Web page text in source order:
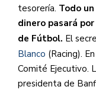
tesorería. Todo
dinero pasará
de Fútbol. El
Blanco (Racing).
Comité Ejecutivo.
presidenta de